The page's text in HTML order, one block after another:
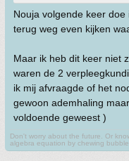
Nouja volgende keer
terug weg even kijken
Maar ik heb dit keer niet
waren de 2
ik mij afvraagde of het
gewoon ademhaling
voldoende geweest )
Don't worry about the future. Or
algebra equation by chewing bubble